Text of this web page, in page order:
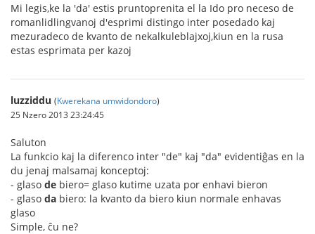
Mi legis,ke la 'da' estis pruntoprenita el la Ido pro neceso de
romanlidlingvanoj d'esprimi distingo inter posedado kaj
mezuradeco de kvanto de nekalkuleblajxoj,kiun en la rusa
estas esprimata per kazoj
luzziddu (Kwerekana umwidondoro)
25 Nzero 2013 23:24:45
Saluton
La funkcio kaj la diferenco inter "de" kaj "da" evidentiĝas en la
du jenaj malsamaj konceptoj:
- glaso de biero= glaso kutime uzata por enhavi bieron
- glaso da biero: la kvanto da biero kiun normale enhavas
glaso
Simple, ĉu ne?